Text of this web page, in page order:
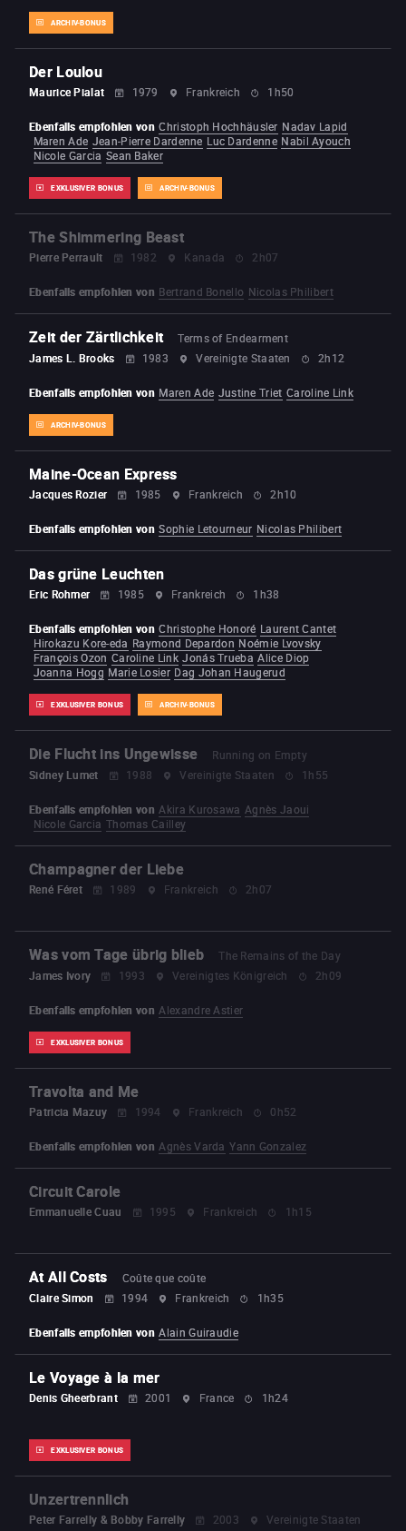
ARCHIV-BONUS
Der Loulou
Maurice Pialat 1979 Frankreich 1h50
EXKLUSIVER BONUS ARCHIV-BONUS
Ebenfalls empfohlen von Christoph Hochhäusler Nadav Lapid
Maren Ade Jean-Pierre Dardenne Luc Dardenne Nabil Ayouch
Nicole Garcia Sean Baker
The Shimmering Beast
Pierre Perrault 1982 Kanada 2h07
Ebenfalls empfohlen von Bertrand Bonello Nicolas Philibert
Zeit der Zärtlichkeit
Terms of Endearment
James L. Brooks
1983 Vereinigte Staaten 2h12
ARCHIV-BONUS
Ebenfalls empfohlen von Maren Ade Justine Triet Caroline Link
Maine-Ocean Express
Jacques Rozier 1985 Frankreich 2h10
Ebenfalls empfohlen von Sophie Letourneur Nicolas Philibert
Das grüne Leuchten
Eric Rohmer 1985 Frankreich 1h38
EXKLUSIVER BONUS ARCHIV-BONUS
Ebenfalls empfohlen von Christophe Honoré Laurent Cantet
Hirokazu Kore-eda Raymond Depardon Noémie Lvovsky
François Ozon Caroline Link Jonás Trueba Alice Diop
Joanna Hogg Marie Losier Dag Johan Haugerud
Die Flucht ins Ungewisse
Running on Empty
Sidney Lumet
1988 Vereinigte Staaten 1h55
Ebenfalls empfohlen von Akira Kurosawa Agnès Jaoui
Nicole Garcia Thomas Cailley
Champagner der Liebe
René Féret 1989 Frankreich 2h07
Was vom Tage übrig blieb
The Remains of the Day
James Ivory
1993 Vereinigtes Königreich 2h09
EXKLUSIVER BONUS
Ebenfalls empfohlen von Alexandre Astier
Travolta and Me
Patricia Mazuy 1994 Frankreich 0h52
Ebenfalls empfohlen von Agnès Varda Yann Gonzalez
Circuit Carole
Emmanuelle Cuau 1995 Frankreich 1h15
At All Costs
Coûte que coûte
Claire Simon
1994 Frankreich 1h35
Ebenfalls empfohlen von Alain Guiraudie
Le Voyage à la mer
Denis Gheerbrant 2001 France 1h24
EXKLUSIVER BONUS
Unzertrennlich
Peter Farrelly & Bobby Farrelly 2003 Vereinigte Staaten